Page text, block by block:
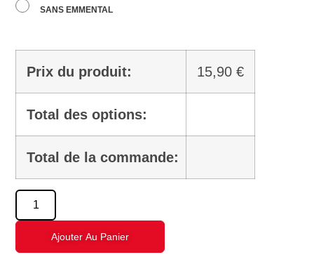
SANS EMMENTAL
Prix du produit: 15,90€
Total des options:
Total de la commande:
Ajouter Au Panier